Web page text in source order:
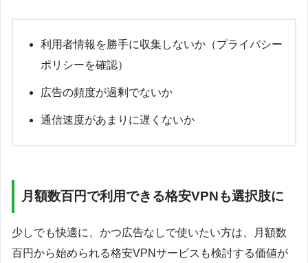
利用者情報を勝手に収集しないか（プライバシー
ポリシーを確認）
広告の頻度が過剰でないか
通信速度があまりに遅くないか
月額数百円で利用できる格安VPNも選択肢に
少しでも快適に、かつ広告なしで使いたい方は、月額数
百円から始められる格安VPNサービスも検討する価値が